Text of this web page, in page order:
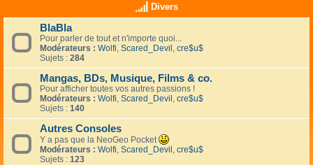
Divers
BlaBla
Pour parler de tout et n'importe quoi...
Modérateurs : Wolfi, Scared_Devil, cre$u$
Sujets : 284
Mangas, BDs, Musique, Films & co.
Pour afficher toutes vos autres passions !
Modérateurs : Wolfi, Scared_Devil, cre$u$
Sujets : 140
Autres Consoles
Y a pas que la NeoGeo Pocket
Modérateurs : Wolfi, Scared_Devil, cre$u$
Sujets : 123